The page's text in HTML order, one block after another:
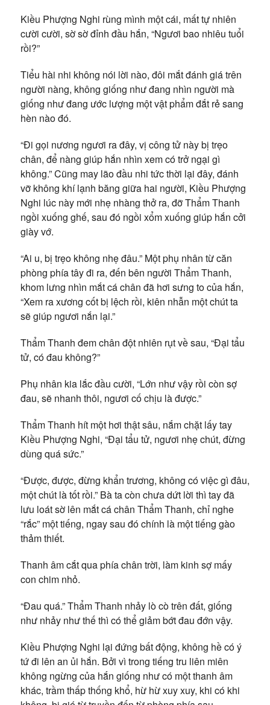
Kiều Phượng Nghi rùng mình một cái, mất tự nhiên
cười cười, sờ sờ đỉnh đầu hắn, “Ngươi bao nhiêu tuổi
rồi?”
Tiểu hài nhi không nói lời nào, đôi mắt đánh giá trên
người nàng, không giống như đang nhìn người mà
giống như đang ước lượng một vật phẩm đắt rẻ sang
hèn nào đó.
“Đi gọi nương ngươi ra đây, vị công tử này bị trẹo
chân, để nàng giúp hắn nhìn xem có trở ngại gì
không.” Cũng may lão đầu nhi tức thời lại đây, đánh
vỡ không khí lạnh băng giữa hai người, Kiều Phượng
Nghi lúc này mới nhẹ nhàng thở ra, đỡ Thẩm Thanh
ngồi xuống ghế, sau đó ngồi xổm xuống giúp hắn cởi
giày vớ.
“Ai u, bị trẹo không nhẹ đâu.” Một phụ nhân từ căn
phòng phía tây đi ra, đến bên người Thẩm Thanh,
khom lưng nhìn mắt cá chân đã hơi sưng to của hắn,
“Xem ra xương cốt bị lệch rồi, kiên nhẫn một chút ta
sẽ giúp ngươi nắn lại.”
Thẩm Thanh đem chân đột nhiên rụt về sau, “Đại tẩu
tử, có đau không?”
Phụ nhân kia lắc đầu cười, “Lớn như vậy rồi còn sợ
đau, sẽ nhanh thôi, ngươi cố chịu là được.”
Thẩm Thanh hít một hơi thật sâu, nắm chặt lấy tay
Kiều Phượng Nghi, “Đại tẩu tử, ngươi nhẹ chút, đừng
dùng quá sức.”
“Được, được, đừng khẩn trương, không có việc gì đâu,
một chút là tốt rồi.” Bà ta còn chưa dứt lời thì tay đã
lưu loát sờ lên mắt cá chân Thẩm Thanh, chỉ nghe
“rắc” một tiếng, ngay sau đó chính là một tiếng gào
thảm thiết.
Thanh âm cắt qua phía chân trời, làm kinh sợ mấy
con chim nhỏ.
“Đau quá.” Thẩm Thanh nhảy lò cò trên đất, giống
như nhảy như thế thì có thể giảm bớt đau đớn vậy.
Kiều Phượng Nghi lại đứng bất động, không hề có ý
tứ đi lên an ủi hắn. Bởi vì trong tiếng tru liên miên
không ngừng của hắn giống như có một thanh âm
khác, trầm thấp thống khổ, hừ hừ xuy xuy, khi có khi